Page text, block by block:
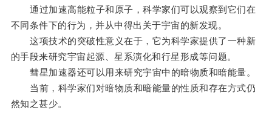
通过加速高能粒子和原子，科学家们可以观察到它们在
不同条件下的行为，并从中得出关于宇宙的新发现。
这项技术的突破性意义在于，它为科学家提供了一种新
的手段来研究宇宙起源、星系演化和行星形成等问题。
彗星加速器还可以用来研究宇宙中的暗物质和暗能量。
当前，科学家们对暗物质和暗能量的性质和存在方式仍
然知之甚少。